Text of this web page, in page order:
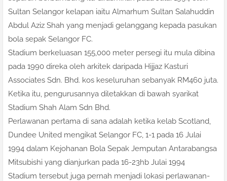
Sultan Selangor kelapan iaitu Almarhum Sultan Salahuddin
Abdul Aziz Shah yang menjadi gelanggang kepada pasukan
bola sepak Selangor FC.
Stadium berkeluasan 155,000 meter persegi itu mula dibina
pada 1990 direka oleh arkitek daripada Hijjaz Kasturi
Associates Sdn. Bhd. kos keseluruhan sebanyak RM460 juta.
Ketika itu, pengurusannya diletakkan di bawah syarikat
Stadium Shah Alam Sdn Bhd.
Perlawanan pertama di sana adalah ketika kelab Scotland,
Dundee United mengikat Selangor FC, 1-1 pada 16 Julai
1994 dalam Kejohanan Bola Sepak Jemputan Antarabangsa
Mitsubishi yang dianjurkan pada 16-23hb Julai 1994
Stadium tersebut juga pernah menjadi lokasi perlawanan-